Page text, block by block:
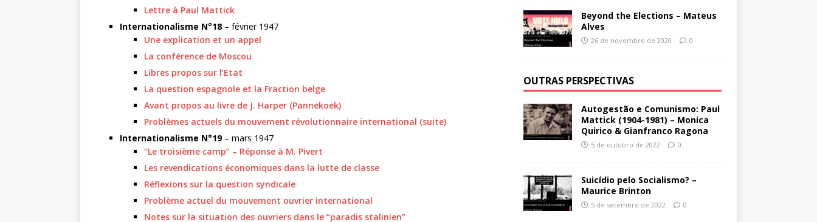
Lettre à Paul Mattick
Internationalisme N°18 – février 1947
Une explication et un appel
La conférence de Moscou
Libres propos sur l’Etat
La question espagnole et la Fraction belge
Avant propos au livre de J. Harper (Pannekoek)
Problèmes actuels du mouvement révolutionnaire international (suite)
Internationalisme N°19– mars 1947
“Le troisième camp” – Réponse à M. Pivert
Les revendications économiques dans la lutte de classe
Réflexions sur la question syndicale
Problème actuel du mouvement ouvrier international
Notes sur la situation des ouvriers dans le “paradis stalinien”
Beyond the Elections – Mateus
Alves
26 de novembro de 2020 0
OUTRAS PERSPECTIVAS
Autogestão e Comunismo: Paul
Mattick (1904-1981) – Monica
Quirico & Gianfranco Ragona
5 de outubro de 2022 0
Suicídio pelo Socialismo? –
Maurice Brinton
5 de setembro de 2022 0